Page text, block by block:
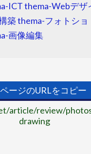
ICTthema-Webデザ
築thema-フォトショ
画像編集
ージのURLをコピー
article/review/
drawing